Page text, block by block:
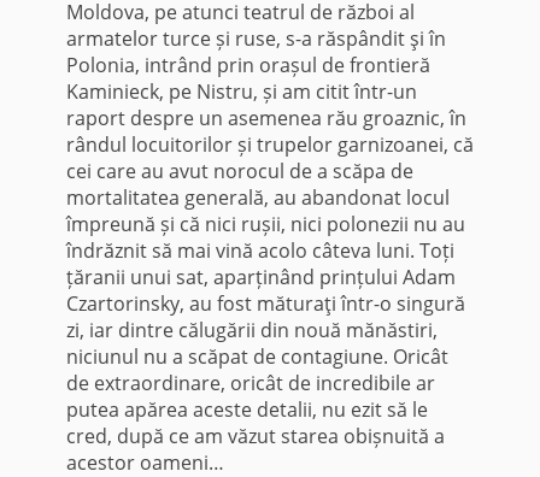
Moldova, pe atunci teatrul de război al
armatelor turce și ruse, s-a răspândit şi în
Polonia, intrând prin orașul de frontieră
Kaminieck, pe Nistru, și am citit într-un
raport despre un asemenea rău groaznic, în
rândul locuitorilor și trupelor garnizoanei, că
cei care au avut norocul de a scăpa de
mortalitatea generală, au abandonat locul
împreună și că nici rușii, nici polonezii nu au
îndrăznit să mai vină acolo câteva luni. Toți
țăranii unui sat, aparținând prințului Adam
Czartorinsky, au fost măturaţi într-o singură
zi, iar dintre călugării din nouă mănăstiri,
niciunul nu a scăpat de contagiune. Oricât
de extraordinare, oricât de incredibile ar
putea apărea aceste detalii, nu ezit să le
cred, după ce am văzut starea obișnuită a
acestor oameni…